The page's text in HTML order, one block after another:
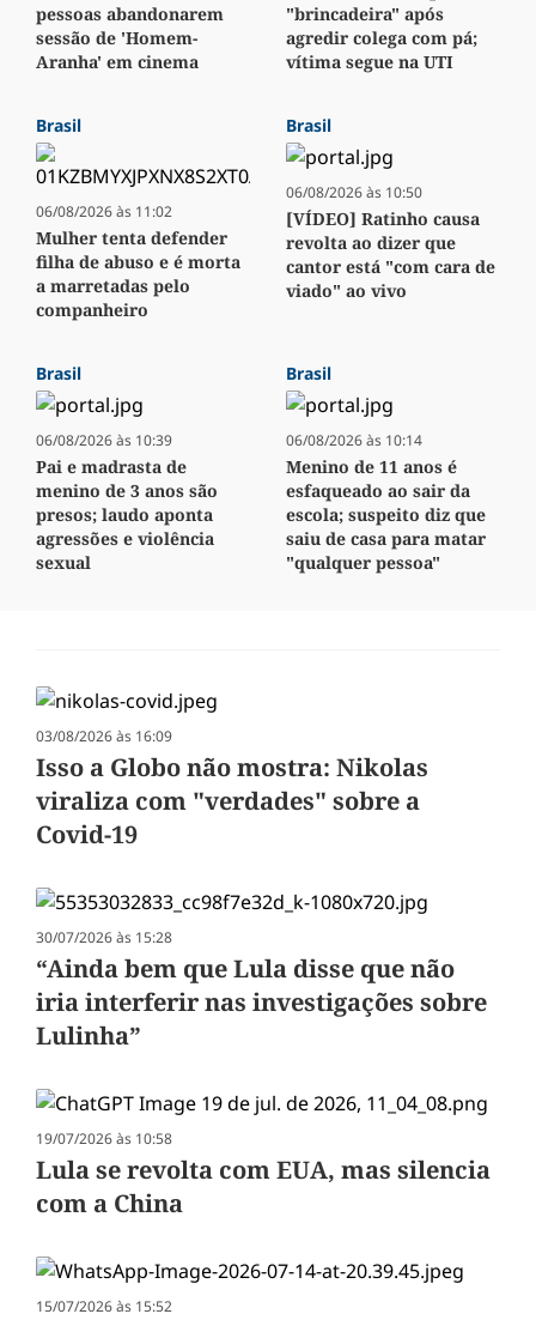
pessoas abandonarem
sessão de 'Homem-
Aranha' em cinema
"brincadeira" após
agredir colega com pá;
vítima segue na UTI
Brasil
06/08/2026 às 11:02
Mulher tenta defender
filha de abuso e é morta
a marretadas pelo
companheiro
Brasil
06/08/2026 às 10:50
[VÍDEO] Ratinho causa
revolta ao dizer que
cantor está "com cara de
viado" ao vivo
Brasil
06/08/2026 às 10:39
Pai e madrasta de
menino de 3 anos são
presos; laudo aponta
agressões e violência
sexual
Brasil
06/08/2026 às 10:14
Menino de 11 anos é
esfaqueado ao sair da
escola; suspeito diz que
saiu de casa para matar
"qualquer pessoa"
03/08/2026 às 16:09
Isso a Globo não mostra: Nikolas
viraliza com "verdades" sobre a
Covid-19
30/07/2026 às 15:28
“Ainda bem que Lula disse que não
iria interferir nas investigações sobre
Lulinha”
19/07/2026 às 10:58
Lula se revolta com EUA, mas silencia
com a China
15/07/2026 às 15:52